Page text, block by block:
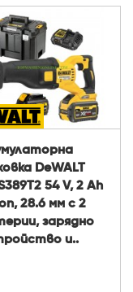
DeWALT
54 V, 2 Ah
28.6 мм с 2
зарядно
и..